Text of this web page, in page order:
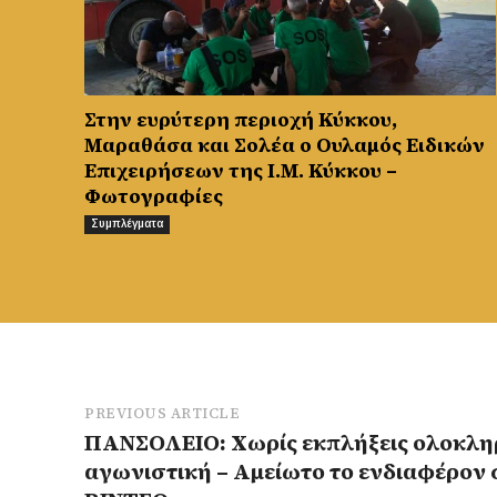
Στην ευρύτερη περιοχή Κύκκου,
Μαραθάσα και Σολέα ο Ουλαμός Ειδικών
Επιχειρήσεων της Ι.Μ. Κύκκου –
Φωτογραφίες
Συμπλέγματα
PREVIOUS ARTICLE
ΠΑΝΣΟΛΕΙΟ: Χωρίς εκπλήξεις
αγωνιστική – Αμείωτο το